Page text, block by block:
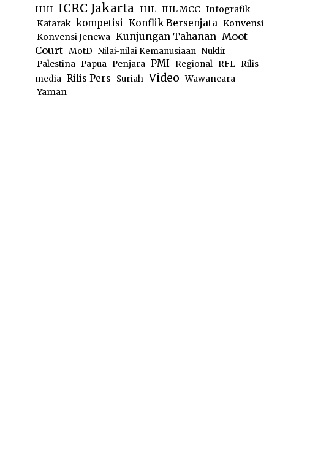
HHI ICRC Jakarta IHL IHL MCC Infografik
Katarak kompetisi Konflik Bersenjata Konvensi
Konvensi Jenewa Kunjungan Tahanan Moot
Court MotD Nilai-nilai Kemanusiaan Nuklir
Palestina
Papua Penjara PMI Regional RFL
Rilis
media Rilis Pers Suriah Video Wawancara
Yaman